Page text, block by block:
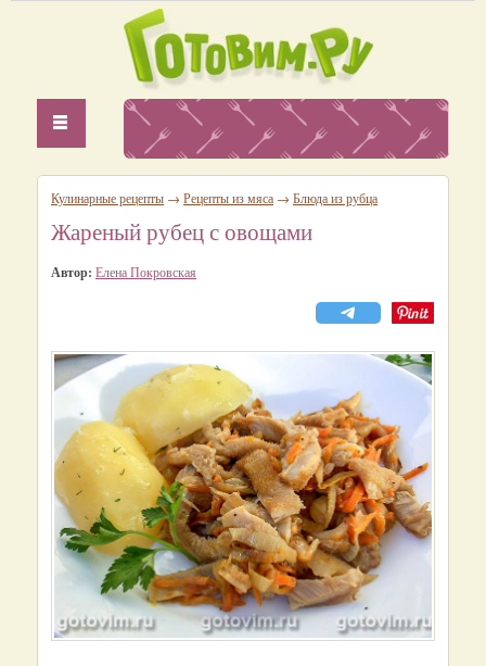
Кулинарные рецепты → Рецепты из мяса → Блюда из рубца
Жареный рубец с овощами
Автор: Елена Покровская